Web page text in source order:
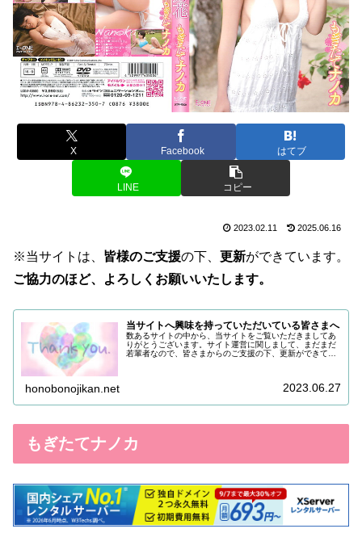
X Facebook はてブ
LINE コピー
2023.02.11 2025.06.16
※当サイトは、 皆様のご支援の下、 更新ができています。
ご協力のほど、よろしくお願いいたします。
当サイトへ興味を持っていただいている皆さまへ
数あるサイトの中から、当サイトをご覧いただきましてあ
りがとうございます。サイト運営に関しまして、まだまだ
若輩者なので、皆さまからのご支援の下、更新ができてい
honobonojikan.net 2023.06.27
もぎたてナノカ